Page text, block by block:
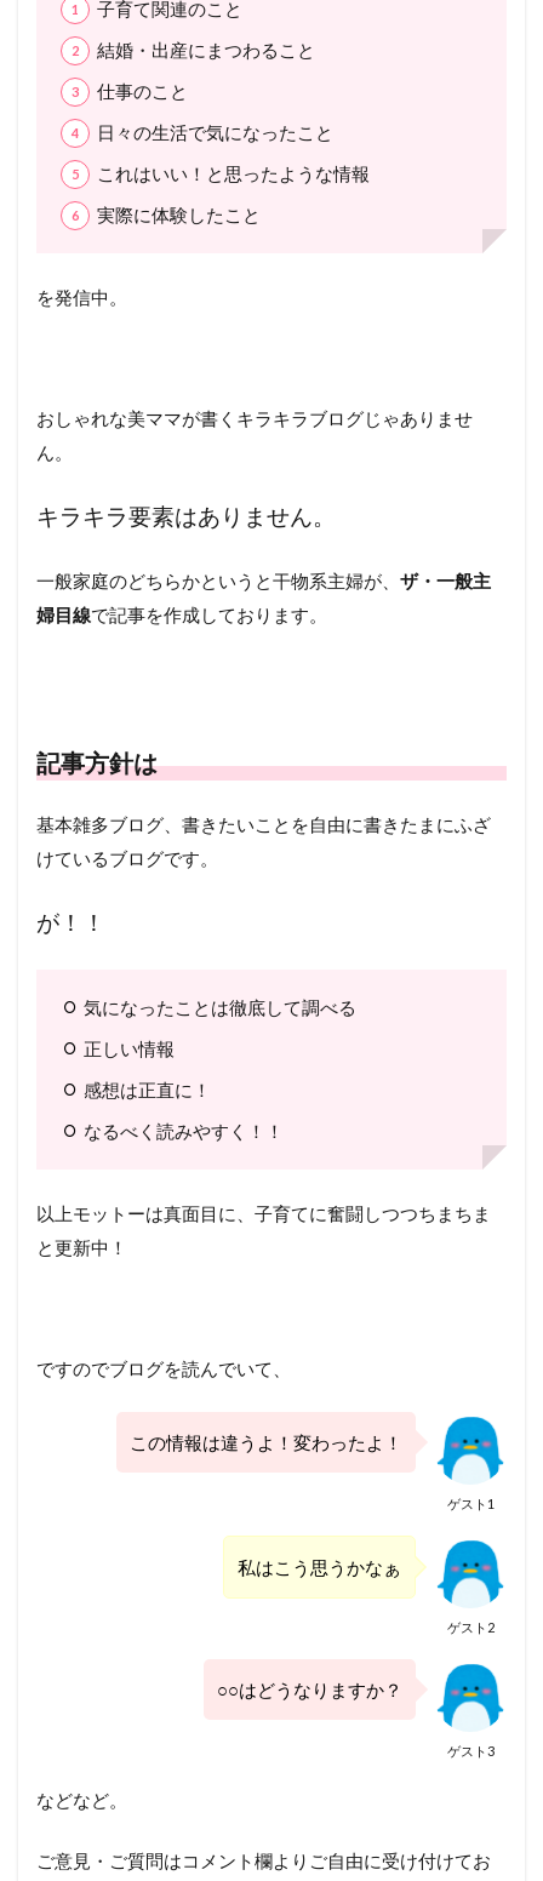
子育て関連のこと
結婚・出産にまつわること
仕事のこと
日々の生活で気になったこと
これはいい！と思ったような情報
実際に体験したこと
を発信中。
おしゃれな美ママが書くキラキラブログじゃありませ
ん。
キラキラ要素はありません。
一般家庭のどちらかというと干物系主婦が、 ザ・一般主
婦目線で記事を作成しております。
記事方針は
基本雑多ブログ、書きたいことを自由に書きたまにふざ
けているブログです。
が！！
気になったことは徹底して調べる
正しい情報
感想は正直に！
なるべく読みやすく！！
以上モットーは真面目に、子育てに奮闘しつつちまちま
と更新中！
ですのでブログを読んでいて、
ゲスト1
この情報は違うよ！変わったよ！
ゲスト2
私はこう思うかなぁ
ゲスト3
○○はどうなりますか？
などなど。
ご意見・ご質問はコメント欄よりご自由に受け付けてお